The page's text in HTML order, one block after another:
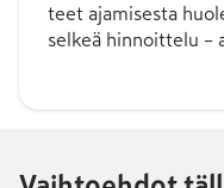
teet ajamisesta
selkeä hinnoittelu –